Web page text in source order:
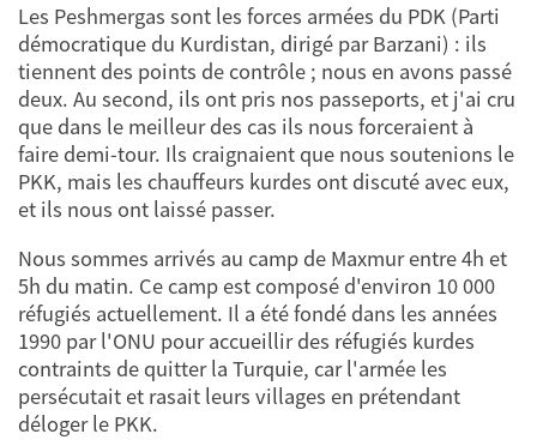
Les Peshmergas sont les forces armées du PDK (Parti
démocratique du Kurdistan, dirigé par Barzani) : ils
tiennent des points de contrôle ; nous en avons passé
deux. Au second, ils ont pris nos passeports, et j'ai cru
que dans le meilleur des cas ils nous forceraient à
faire demi-tour. Ils craignaient que nous soutenions le
PKK, mais les chauffeurs kurdes ont discuté avec eux,
et ils nous ont laissé passer.
Nous sommes arrivés au camp de Maxmur entre 4h et
5h du matin. Ce camp est composé d'environ 10 000
réfugiés actuellement. Il a été fondé dans les années
1990 par l'ONU pour accueillir des réfugiés kurdes
contraints de quitter la Turquie, car l'armée les
persécutait et rasait leurs villages en prétendant
déloger le PKK.